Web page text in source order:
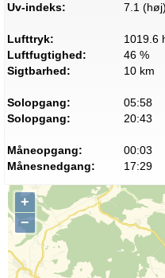
Uv-indeks:
7.1 (høj)
Lufttryk:
1019.6
Luftfugtighed:
46 %
Sigtbarhed:
10 km
Solopgang:
05:58
Solopgang:
20:43
Måneopgang:
00:03
Månesnedgang:
17:29
+
−